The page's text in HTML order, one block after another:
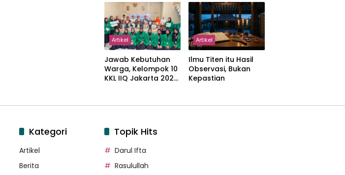
Kemajemukan, dan
Negara dalam
Pemikiran Masykuri
Abdillah
Artikel
Jawab Kebutuhan
Warga, Kelompok 10
KKL IIQ Jakarta 2026
Sukamanah
Artikel
Ilmu Titen itu Hasil
Observasi, Bukan
Kepastian
Kategori
Artikel
Berita
Topik Hits
Darul Ifta
Rasulullah